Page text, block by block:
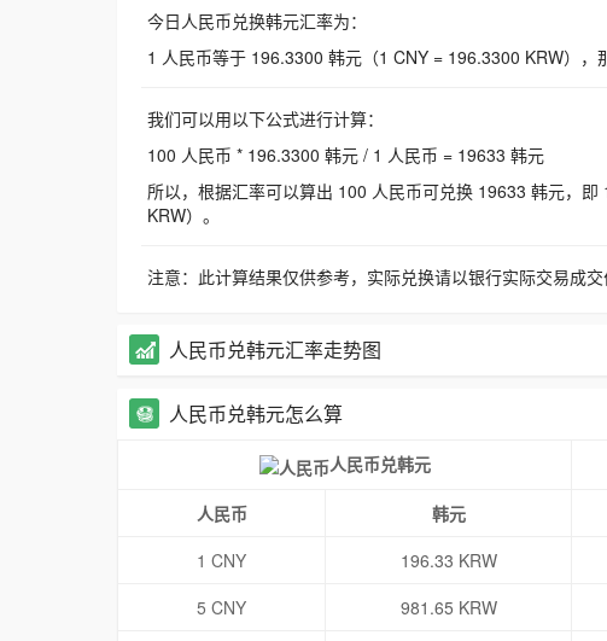
今日人民币兑换韩元汇率为：
1 人民币等于 196.3300 韩元（1 CNY = 196.3300 KRW），
我们可以用以下公式进行计算：
100 人民币 * 196.3300 韩元 / 1 人民币 = 19633 韩元
所以，根据汇率可以算出 100 人民币可兑换 19633 韩元，
KRW）。
注意：此计算结果仅供参考，实际兑换请以银行实际交易成交
人民币兑韩元汇率走势图
人民币兑韩元怎么算
人民币兑韩元
人民币 韩元
1 CNY
196.33 KRW
5 CNY
981.65 KRW